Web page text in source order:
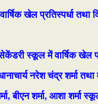
खेल प्रतिस्पर्धा तथा
स्कूल में वार्षिक खेल
नरेश चंद्र शर्मा तथा
बीएन शर्मा, आशा